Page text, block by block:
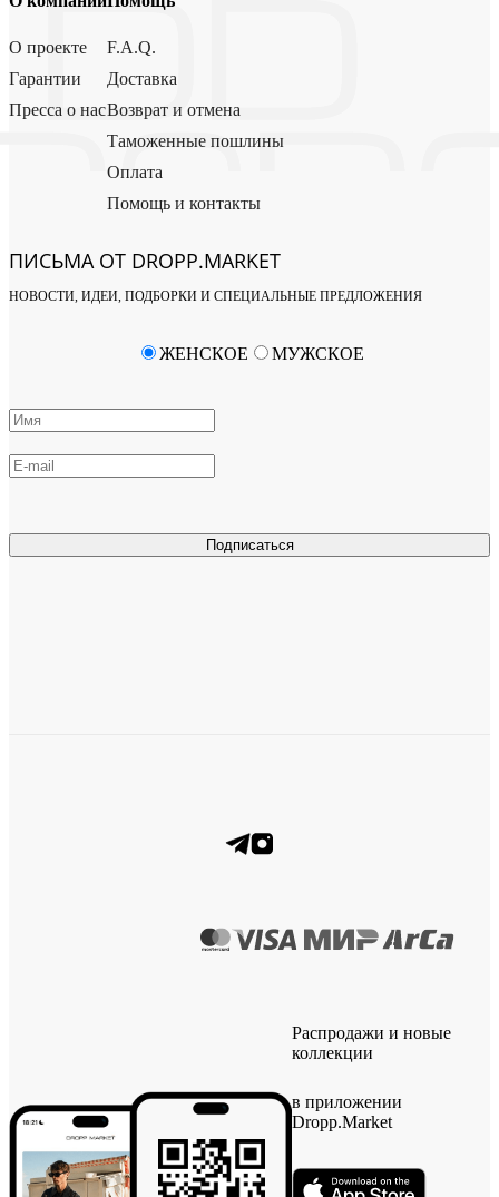
О проекте
Гарантии
Пресса о нас
F.A.Q.
Доставка
Возврат и отмена
Таможенные пошлины
Оплата
Помощь и контакты
ПИСЬМА ОТ DROPP.MARKET
НОВОСТИ, ИДЕИ, ПОДБОРКИ И СПЕЦИАЛЬНЫЕ ПРЕДЛОЖЕНИЯ
Подписаться
ЖЕНСКОЕ МУЖСКОЕ
Распродажи и новые
коллекции
в приложении
Dropp.Market